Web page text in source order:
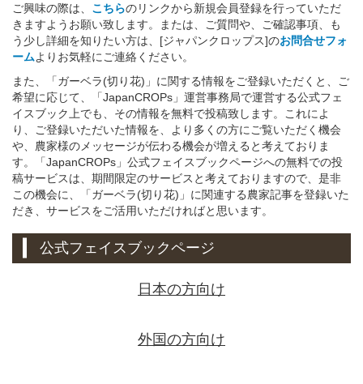
ご興味の際は、 こちらのリンクから新規会員登録を行っていただ
きますようお願い致します。または、ご質問や、ご確認事項、も
う少し詳細を知りたい方は、[ジャパンクロップス]のお問合せフォ
ームよりお気軽にご連絡ください。
また、「ガーベラ(切り花)」に関する情報をご登録いただくと、ご
希望に応じて、「JapanCROPs」運営事務局で運営する公式フェ
イスブック上でも、その情報を無料で投稿致します。これによ
り、ご登録いただいた情報を、より多くの方にご覧いただく機会
や、農家様のメッセージが伝わる機会が増えると考えておりま
す。「JapanCROPs」公式フェイスブックページへの無料での投
稿サービスは、期間限定のサービスと考えておりますので、是非
この機会に、「ガーベラ(切り花)」に関連する農家記事を登録いた
だき、サービスをご活用いただければと思います。
公式フェイスブックページ
日本の方向け
外国の方向け